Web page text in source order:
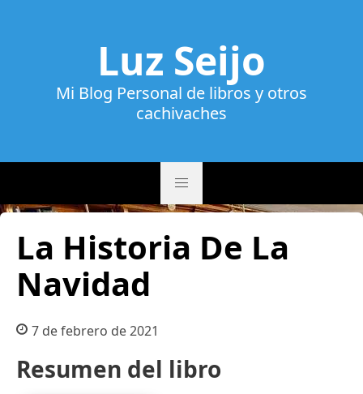
Luz Seijo
Mi Blog Personal de libros y otros
cachivaches
La Historia De La
Navidad
7 de febrero de 2021
Resumen del libro